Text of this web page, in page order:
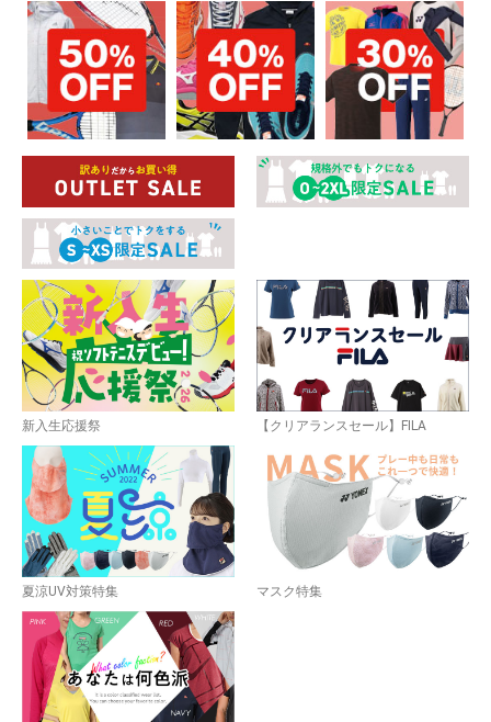
新入生応援祭 【クリアランスセール】FILA
夏涼UV対策特集 マスク特集